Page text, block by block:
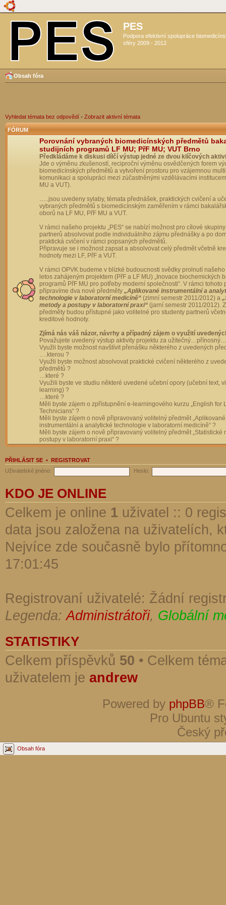
PES
Podpora efektivní spolupráce
sféry 2009 - 2012
Obsah fóra
Vyhledat témata bez odpovědí • Zobrazit aktivní témata
FÓRUM
Porovnání vybraných biomedicínských předmětů
studijních programů LF MU; PřF MU; VUT Brno
Předkládáme k diskusi dílčí výstup jedné ze dvou klíčových
Jde o výměnu zkušeností, reciproční výměnu osvědčených forem
biomedicínských předmětů a vytvoření prostoru pro vzájemnou
komunikaci a spolupráci mezi zúčastněnými vzdělávacími
MU a VUT).
…..jsou uvedeny sylaby, témata přednášek, praktických cvičení a
vybraných předmětů s biomedicínským zaměřením v rámci
oborů na LF MU, PřF MU a VUT.
V rámci našeho projektu „PES“ se nabízí možnost pro cílové
partnerů absolvovat podle individuálního zájmu přednášky a po
praktická cvičení v rámci popsaných předmětů.
Připravuje se i možnost zapsat a absolvovat celý předmět včetně
hodnoty mezi LF, PřF a VUT.
V rámci OPVK budeme v blízké budoucnosti svědky prolnutí
letos zahájeným projektem (PřF a LF MU) „Inovace biochemických
programů PřF MU pro potřeby moderní společnosti“. V rámci tohoto
připravíme dva nové předměty „Aplikované instrumentální a
technologie v laboratorní medicíně“ (zimní semestr 2011/2012) a
metody a postupy v laboratorní praxi“ (jarní semestr 2011/2012).
předměty budou přístupné jako volitelné pro studenty partnerů
kreditové hodnoty.
Zjímá nás váš názor, návrhy a případný zájem o využití
Považujete uvedený výstup aktivity projektu za
Využli byste možnost navštívit přenášku některého z uvedených
….kterou ?
Využli byste možnost absolvovat praktické cvičení některého z
předmětů ?
…které ?
Využili byste ve studiu některé uvedené učební opory (učební text,
learning) ?
…které ?
Měli byste zájem o zpřístupnění e-learningového kurzu „English for
Technicians“ ?
Měli byste zájem o nově připravovaný volitelný předmět „Aplikované
instrumentální a analytické technologie v laboratorní medicíně“ ?
Měli byste zájem o nově připravovaný volitelný předmět „Statistické
postupy v laboratorní praxi“ ?
PŘIHLÁSIT SE • REGISTROVAT
Uživatelské jméno:
Heslo:
KDO JE ONLINE
Celkem je online 1 uživatel :: 0
data jsou založena na uživatelích,
Nejvíce zde současně bylo
17:01:45
Registrovaní uživatelé: Žádní
Legenda:Administrátoři, Globální
STATISTIKY
Celkem příspěvků 50 • Celkem
uživatelem je andrew
Powered by phpBB®
Pro Ubuntu
Český
Obsah fóra